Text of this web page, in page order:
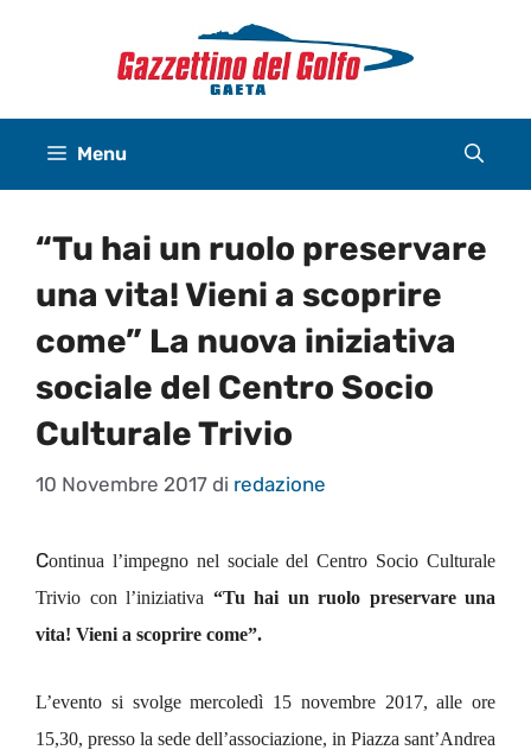
Menu
“Tu hai un ruolo preservare
una vita! Vieni a scoprire
come” La nuova iniziativa
sociale del Centro Socio
Culturale Trivio
10 Novembre 2017 di redazione
Continua l’impegno nel sociale del Centro Socio Culturale
Trivio con l’iniziativa “Tu hai un ruolo preservare una
vita! Vieni a scoprire come”.
L’evento si svolge mercoledì 15 novembre 2017, alle ore
15,30, presso la sede dell’associazione, in Piazza sant’Andrea